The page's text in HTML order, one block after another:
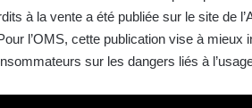
à la vente a été publiée sur le site de
l’OMS, cette publication vise à
sur les dangers liés à